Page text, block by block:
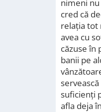
nimeni nu
cred că
relația tot
avea cu
căzuse în
banii pe
suficienți
afla deja